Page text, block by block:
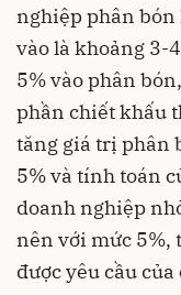
nghiệp phân bón
vào là khoảng 3-
5% vào phân
phần chiết khấu
tăng giá trị phân
5% và tính toán
doanh nghiệp
nên với mức 5%,
được yêu cầu